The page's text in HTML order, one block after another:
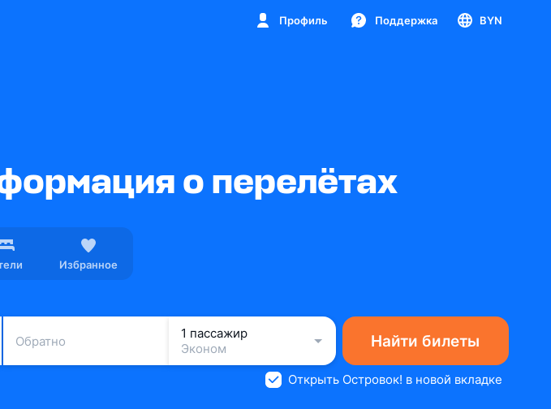
Профиль Поддержка BYN
о перелётах
Избранное
Обратно
1 пассажир
Эконом
Найти билеты
Открыть Островок! в новой вкладке